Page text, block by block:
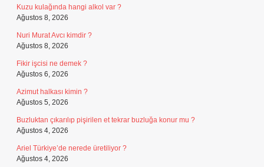
Kuzu kulağında hangi alkol var ?
Ağustos 8, 2026
Nuri Murat Avcı kimdir ?
Ağustos 8, 2026
Fikir işcisi ne demek ?
Ağustos 6, 2026
Azimut halkası kimin ?
Ağustos 5, 2026
Buzluktan çıkarılıp pişirilen et tekrar buzluğa konur mu ?
Ağustos 4, 2026
Ariel Türkiye’de nerede üretiliyor ?
Ağustos 4, 2026